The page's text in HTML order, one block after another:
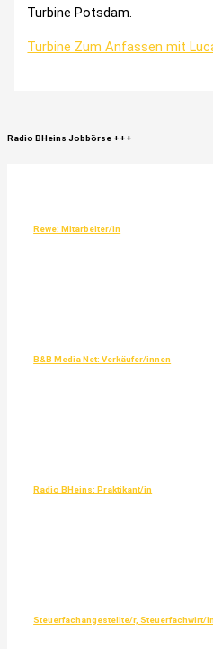
Turbine Potsdam.
Turbine Zum Anfassen mit
Radio BHeins Jobbörse +++
Rewe: Mitarbeiter/in
B&B Media Net: Verkäufer/innen
Radio BHeins: Praktikant/in
Steuerfachangestellte/r, Steuerfachwirt/